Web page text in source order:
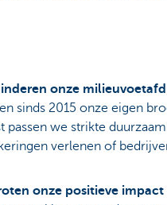
onze
sinds 2015 onze eigen
passen we strikte
verlenen of
onze positieve